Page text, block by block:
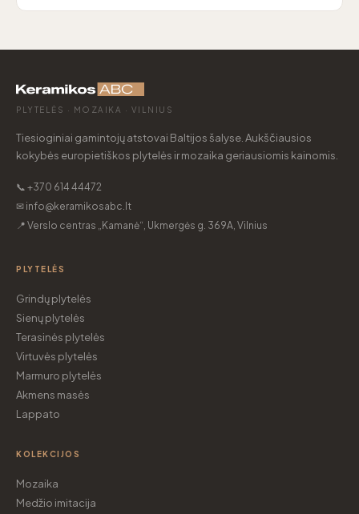
PLYTELĖS · MOZAIKA · VILNIUS
Tiesioginiai gamintojų atstovai Baltijos šalyse. Aukščiausios
kokybės europietiškos plytelės ir mozaika geriausiomis kainomis.
📞 +370 614 44472
✉ info@keramikosabc.lt
📍 Verslo centras „Kamanė“, Ukmergės g. 369A, Vilnius
PLYTELĖS
Grindų plytelės
Sienų plytelės
Terasinės plytelės
Virtuvės plytelės
Marmuro plytelės
Akmens masės
Lappato
KOLEKCIJOS
Mozaika
Medžio imitacija